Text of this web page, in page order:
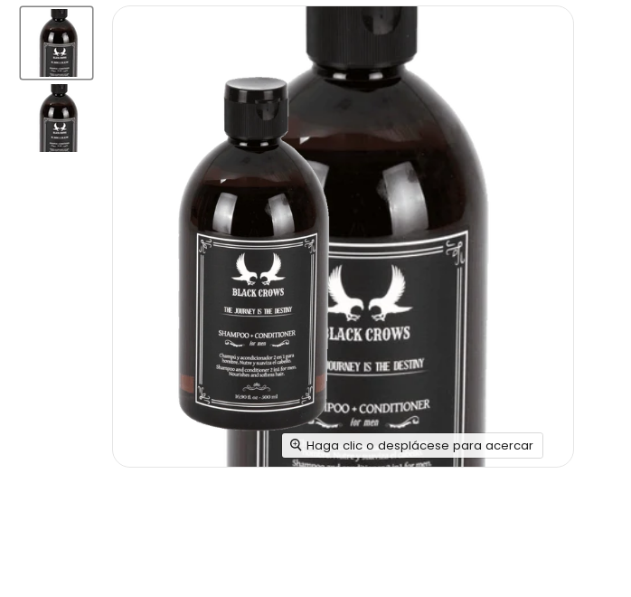
Haga clic o desplácese para acercar